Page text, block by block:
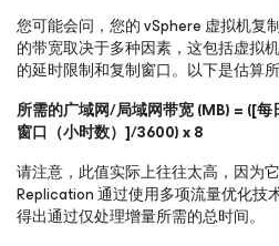
您可能会问，您的 vSphere 虚拟机复
的带宽取决于多种因素，这包括虚拟
的延时限制和复制窗口。以下是估算
所需的广域网/局域网带宽(MB) = ([每
窗口（小时数） ]/3600) x 8
请注意，此值实际上往往太高，因为
Replication 通过使用多项流量优化技
得出通过仅处理增量所需的总时间。